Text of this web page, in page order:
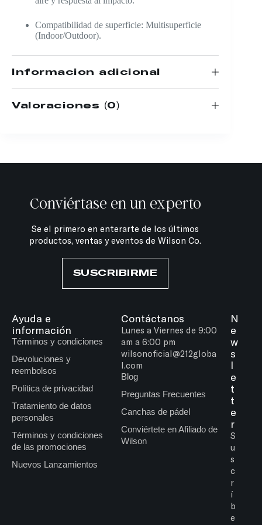
Compatibilidad de superficie: Multisuperficie
(Indoor/Outdoor).
Información adicional
Valoraciones (0)
Conviértase en un experto
Se el primero en enterarte de los últimos
productos, ventas y eventos de Wilson Co.
SUSCRIBIRME
Ayuda e
información
Términos y condiciones
Devoluciones y
reembolsos
Política de privacidad
Tratamiento de datos
personales
Términos y condiciones
de las promociones
Nuevos Lanzamientos
Contáctanos
Lunes a Viernes de 9:00
am a 6:00 pm
wilsonoficial@212globa
l.com
Blog
Preguntas Frecuentes
Canchas de pádel
Conviértete en Afiliado de
Wilson
N
e
w
s
l
e
t
t
e
r
S
u
s
c
r
í
b
e